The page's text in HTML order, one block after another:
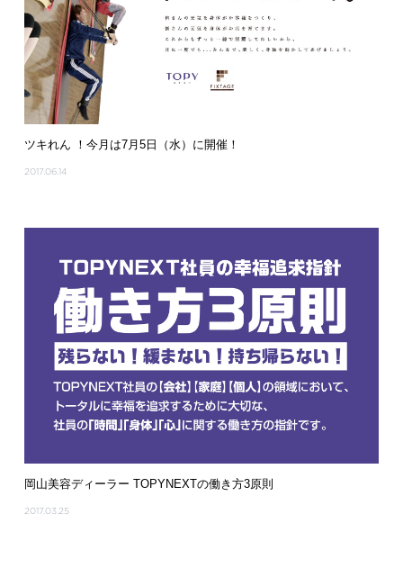
ツキれん ！今月は7月5日（水）に開催！
2017.06.14
岡山美容ディーラー TOPYNEXTの働き方3原則
2017.03.25